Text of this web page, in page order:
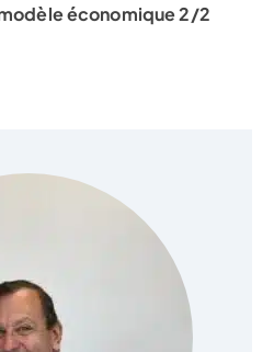
économique 2/2